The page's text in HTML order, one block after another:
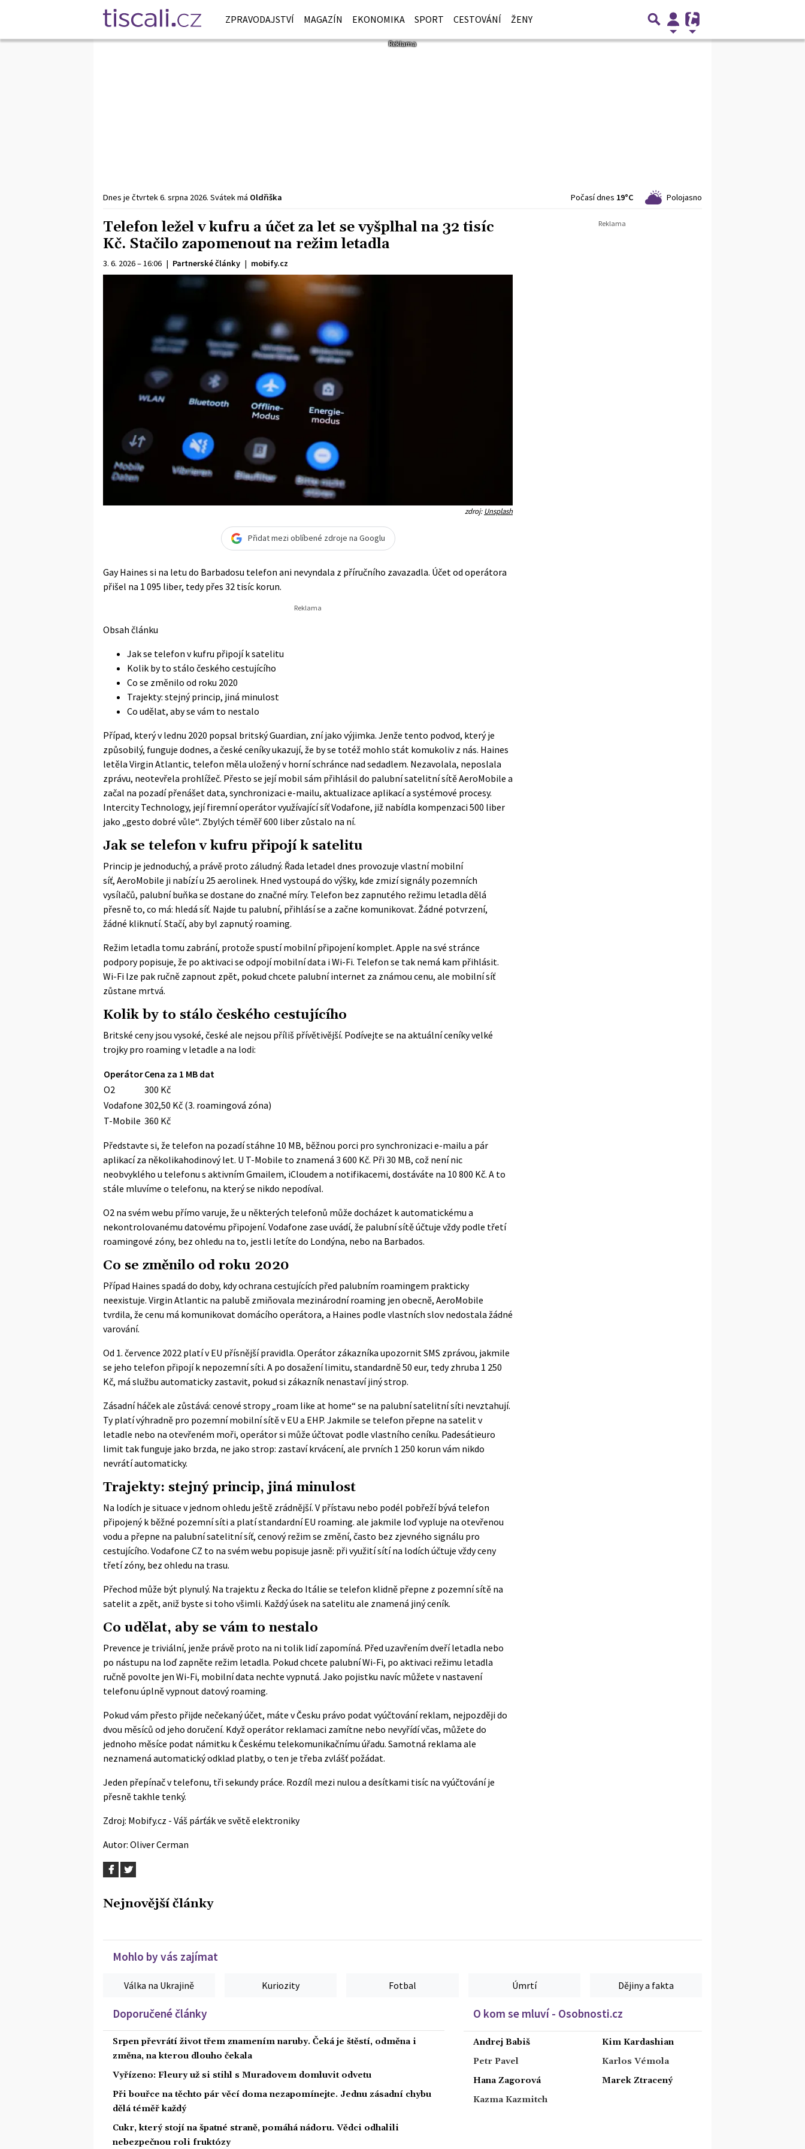
ZPRAVODAJSTVÍ MAGAZÍN EKONOMIKA SPORT CESTOVÁNÍ ŽENY
Dnes je čtvrtek6. srpna 2026. Svátek má Oldřiška Počasí dnes 19°C Polojasno
Telefon ležel v kufru a účet za let se vyšplhal na 32 tisíc
Kč. Stačilo zapomenout na režim letadla
3. 6. 2026 – 16:06 | Partnerské články | mobify.cz
zdroj:Unsplash
Přidat mezi oblíbené zdroje na Googlu
Gay Haines si na letu do Barbadosu telefon ani nevyndala z příručního zavazadla. Účet od operátora
přišel na 1 095 liber, tedy přes 32 tisíc korun.
Obsah článku
Jak se telefon v kufru připojí k satelitu
Kolik by to stálo českého cestujícího
Co se změnilo od roku 2020
Trajekty: stejný princip, jiná minulost
Co udělat, aby se vám to nestalo
Případ, který v lednu 2020 popsal britskýGuardian, zní jako výjimka. Jenže tento podvod, který je
způsobilý, funguje dodnes, a české ceníky ukazují, že by se totéž mohlo stát komukoliv z nás. Haines
letěla Virgin Atlantic, telefon měla uložený v horní schránce nad sedadlem. Nezavolala, neposlala
zprávu, neotevřela prohlížeč. Přesto se její mobil sám přihlásil do palubní satelitní sítě AeroMobile a
začal na pozadí přenášet data, synchronizaci e-mailu, aktualizace aplikací a systémové procesy.
Intercity Technology, její firemní operátor využívající síť Vodafone, již nabídla kompenzaci 500 liber
jako „gesto dobré vůle“. Zbylých téměř 600 liber zůstalo na ní.
Jak se telefon v kufru připojí k satelitu
Princip je jednoduchý, a právě proto záludný. Řada letadel dnes provozuje vlastní mobilní
síť, AeroMobile ji nabízí u 25 aerolinek. Hned vystoupá do výšky, kde zmizí signály pozemních
vysílačů, palubní buňka se dostane do značné míry. Telefon bez zapnutého režimu letadla dělá
přesně to, co má: hledá síť. Najde tu palubní, přihlásí se a začne komunikovat. Žádné potvrzení,
žádné kliknutí. Stačí, aby byl zapnutý roaming.
Režim letadla tomu zabrání, protože spustí mobilní připojení komplet. Apple na své stránce
podpory popisuje, že po aktivaci se odpojí mobilní data i Wi-Fi. Telefon se tak nemá kam přihlásit.
Wi-Fi lze pak ručně zapnout zpět, pokud chcete palubní internet za známou cenu, ale mobilní síť
zůstane mrtvá.
Kolik by to stálo českého cestujícího
Britské ceny jsou vysoké, české ale nejsou příliš přívětivější. Podívejte se na aktuální ceníky velké
trojky pro roaming v letadle a na lodi:
OperátorCena za 1 MB dat
O2
300 Kč
Vodafone 302,50 Kč (3. roamingová zóna)
T-Mobile 360 Kč
Představte si, že telefon na pozadí stáhne 10 MB, běžnou porci pro synchronizaci e-mailu a pár
aplikací za několikahodinový let. U T-Mobile to znamená 3 600 Kč. Při 30 MB, což není nic
neobvyklého u telefonu s aktivním Gmailem, iCloudem a notifikacemi, dostáváte na 10 800 Kč. A to
stále mluvíme o telefonu, na který se nikdo nepodíval.
O2 na svém webu přímo varuje, že u některých telefonů může docházet k automatickému a
nekontrolovanému datovému připojení. Vodafone zase uvádí, že palubní sítě účtuje vždy podle třetí
roamingové zóny, bez ohledu na to, jestli letíte do Londýna, nebo na Barbados.
Co se změnilo od roku 2020
Případ Haines spadá do doby, kdy ochrana cestujících před palubním roamingem prakticky
neexistuje. Virgin Atlantic na palubě zmiňovala mezinárodní roaming jen obecně, AeroMobile
tvrdila, že cenu má komunikovat domácího operátora, a Haines podle vlastních slov nedostala žádné
varování.
Od 1. července 2022 platí v EU přísnější pravidla. Operátor zákazníka upozornit SMS zprávou, jakmile
se jeho telefon připojí k nepozemní síti. A po dosažení limitu, standardně 50 eur, tedy zhruba 1 250
Kč, má službu automaticky zastavit, pokud si zákazník nenastaví jiný strop.
Zásadní háček ale zůstává: cenové stropy „roam like at home“ se na palubní satelitní síti nevztahují.
Ty platí výhradně pro pozemní mobilní sítě v EU a EHP. Jakmile se telefon přepne na satelit v
letadle nebo na otevřeném moři, operátor si může účtovat podle vlastního ceníku. Padesátieuro
limit tak funguje jako brzda, ne jako strop: zastaví krvácení, ale prvních 1 250 korun vám nikdo
nevrátí automaticky.
Trajekty: stejný princip, jiná minulost
Na lodích je situace v jednom ohledu ještě zrádnější. V přístavu nebo podél pobřeží bývá telefon
připojený k běžné pozemní síti a platí standardní EU roaming. ale jakmile loď vypluje na otevřenou
vodu a přepne na palubní satelitní síť, cenový režim se změní, často bez zjevného signálu pro
cestujícího. Vodafone CZ to na svém webu popisuje jasně: při využití sítí na lodích účtuje vždy ceny
třetí zóny, bez ohledu na trasu.
Přechod může být plynulý. Na trajektu z Řecka do Itálie se telefon klidně přepne z pozemní sítě na
satelit a zpět, aniž byste si toho všimli. Každý úsek na satelitu ale znamená jiný ceník.
Co udělat, aby se vám to nestalo
Prevence je triviální, jenže právě proto na ni tolik lidí zapomíná. Před uzavřením dveří letadla nebo
po nástupu na loď zapněte režim letadla. Pokud chcete palubní Wi-Fi, po aktivaci režimu letadla
ručně povolte jen Wi-Fi, mobilní data nechte vypnutá. Jako pojistku navíc můžete v nastavení
telefonu úplně vypnout datový roaming.
Pokud vám přesto přijde nečekaný účet, máte v Česku právo podat vyúčtování reklam, nejpozději do
dvou měsíců od jeho doručení. Když operátor reklamaci zamítne nebo nevyřídí včas, můžete do
jednoho měsíce podat námitku k Českému telekomunikačnímu úřadu. Samotná reklama ale
neznamená automatický odklad platby, o ten je třeba zvlášť požádat.
Jeden přepínač v telefonu, tři sekundy práce. Rozdíl mezi nulou a desítkami tisíc na vyúčtování je
přesně takhle tenký.
Zdroj: Mobify.cz - Váš párťák ve světě elektroniky
Autor: Oliver Cerman
Nejnovější články
Mohlo by vás zajímat
Válka na Ukrajině Kuriozity Fotbal Úmrtí Dějiny a fakta
Doporučené články
Srpen převrátí život třem znamením naruby. Čeká je štěstí, odměna i
změna, na kterou dlouho čekala
Vyřízeno: Fleury už si stihl s Muradovem domluvit odvetu
Při bouřce na těchto pár věcí doma nezapomínejte. Jednu zásadní chybu
dělá téměř každý
Cukr, který stojí na špatné straně, pomáhá nádoru. Vědci odhalili
nebezpečnou roli fruktózy
O kom se mluví - Osobnosti.cz
Andrej Babiš
Petr Pavel
Hana Zagorová
Kazma Kazmitch
Kim Kardashian
Karlos Vémola
Marek Ztracený